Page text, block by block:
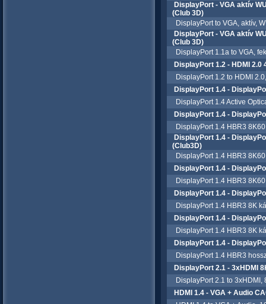
DisplayPort - VGA aktív
(Club 3D)
DisplayPort to VGA, aktív,
DisplayPort - VGA aktív
(Club 3D)
DisplayPort 1.1a to VGA,
DisplayPort 1.2 - HDMI 2.0
DisplayPort 1.2 to HDMI
DisplayPort 1.4 -
DisplayPort 1.4 Active
DisplayPort 1.4 -
DisplayPort 1.4 HBR3
DisplayPort 1.4 -
(Club3D)
DisplayPort 1.4 HBR3
DisplayPort 1.4 -
DisplayPort 1.4 HBR3
DisplayPort 1.4 -
DisplayPort 1.4 HBR3 8K
DisplayPort 1.4 -
DisplayPort 1.4 HBR3 8K
DisplayPort 1.4 -
DisplayPort 1.4 HBR3
DisplayPort 2.1 - 3xHDMI
DisplayPort 2.1 to 3xHDMI,
HDMI 1.4 - VGA + Audio